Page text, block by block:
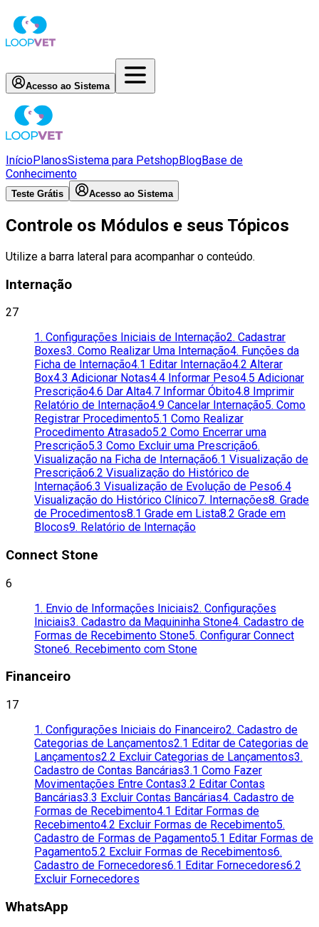
Acesso ao Sistema
InícioPlanosSistema para PetshopBlogBase de
Conhecimento
Teste Grátis Acesso ao Sistema
Controle os Módulos e seus Tópicos
Utilize a barra lateral para acompanhar o conteúdo.
Internação
27
1. Configurações Iniciais de Internação2. Cadastrar
Boxes3. Como Realizar Uma Internação4. Funções da
Ficha de Internação4.1 Editar Internação4.2 Alterar
Box4.3 Adicionar Notas4.4 Informar Peso4.5 Adicionar
Prescrição4.6 Dar Alta4.7 Informar Óbito4.8 Imprimir
Relatório de Internação4.9 Cancelar Internação5. Como
Registrar Procedimento5.1 Como Realizar
Procedimento Atrasado5.2 Como Encerrar uma
Prescrição5.3 Como Excluir uma Prescrição6.
Visualização na Ficha de Internação6.1 Visualização de
Prescrição6.2 Visualização do Histórico de
Internação6.3 Visualização de Evolução de Peso6.4
Visualização do Histórico Clínico7. Internações8. Grade
de Procedimentos8.1 Grade em Lista8.2 Grade em
Blocos9. Relatório de Internação
Connect Stone
6
1. Envio de Informações Iniciais2. Configurações
Iniciais3. Cadastro da Maquininha Stone4. Cadastro de
Formas de Recebimento Stone5. Configurar Connect
Stone6. Recebimento com Stone
Financeiro
17
1. Configurações Iniciais do Financeiro2. Cadastro de
Categorias de Lançamentos2.1 Editar de Categorias de
Lançamentos2.2 Excluir Categorias de Lançamentos3.
Cadastro de Contas Bancárias3.1 Como Fazer
Movimentações Entre Contas3.2 Editar Contas
Bancárias3.3 Excluir Contas Bancárias4. Cadastro de
Formas de Recebimento4.1 Editar Formas de
Recebimento4.2 Excluir Formas de Recebimento5.
Cadastro de Formas de Pagamento5.1 Editar Formas de
Pagamento5.2 Excluir Formas de Recebimentos6.
Cadastro de Fornecedores6.1 Editar Fornecedores6.2
Excluir Fornecedores
WhatsApp